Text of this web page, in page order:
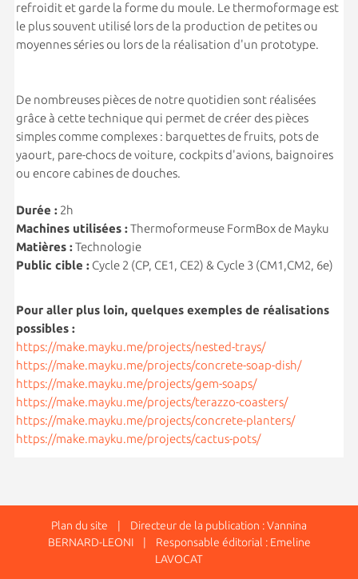
refroidit et garde la forme du moule. Le thermoformage est
le plus souvent utilisé lors de la production de petites ou
moyennes séries ou lors de la réalisation d'un prototype.
De nombreuses pièces de notre quotidien sont réalisées
grâce à cette technique qui permet de créer des pièces
simples comme complexes : barquettes de fruits, pots de
yaourt, pare-chocs de voiture, cockpits d'avions, baignoires
ou encore cabines de douches.
Durée :2h
Machines utilisées :Thermoformeuse FormBox de Mayku
Matières :Technologie
Public cible :Cycle 2 (CP, CE1, CE2) & Cycle 3 (CM1,CM2, 6e)
Pour aller plus loin, quelques exemples de réalisations
possibles :
https://make.mayku.me/projects/nested-trays/
https://make.mayku.me/projects/concrete-soap-dish/
https://make.mayku.me/projects/gem-soaps/
https://make.mayku.me/projects/terazzo-coasters/
https://make.mayku.me/projects/concrete-planters/
https://make.mayku.me/projects/cactus-pots/
Plan du site | Directeur de la publication : Vannina
BERNARD-LEONI | Responsable éditorial : Emeline
LAVOCAT